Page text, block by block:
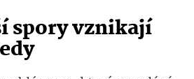
spory vznikají